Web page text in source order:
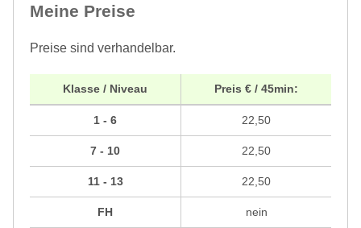
Meine Preise
Preise sind verhandelbar.
Klasse / Niveau
1 - 6
7 - 10
11 - 13
FH
Preis € / 45min:
22,50
22,50
22,50
nein